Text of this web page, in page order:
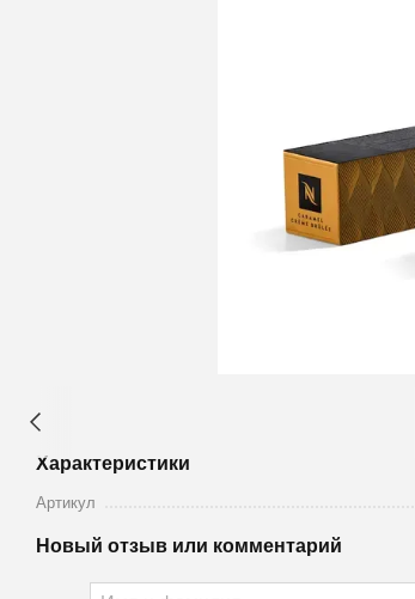
Характеристики
Артикул
Новый отзыв или комментарий